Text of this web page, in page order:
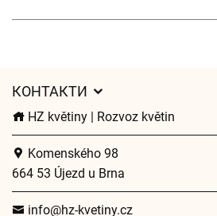
КОНТАКТИ
HZ květiny | Rozvoz květin
Komenského 98
664 53 Újezd u Brna
info@hz-kvetiny.cz